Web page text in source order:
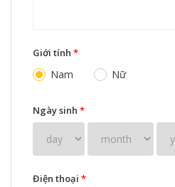
Giới tính *
Nam Nữ
Ngày sinh *
Điện thoại *